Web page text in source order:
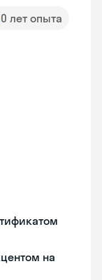
лет опыта
на